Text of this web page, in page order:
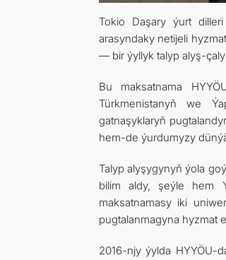
Tokio Daşary ýurt
arasyndaky netijeli
— bir ýyllyk talyp alyş-
Bu maksatnama
Türkmenistanyň we
gatnaşyklaryň
hem-de ýurdumyzy
Talyp alyşygynyň ýola
bilim aldy, şeýle hem
maksatnamasy iki
pugtalanmagyna hyzmat
2016-njy ýylda HYYÖU-